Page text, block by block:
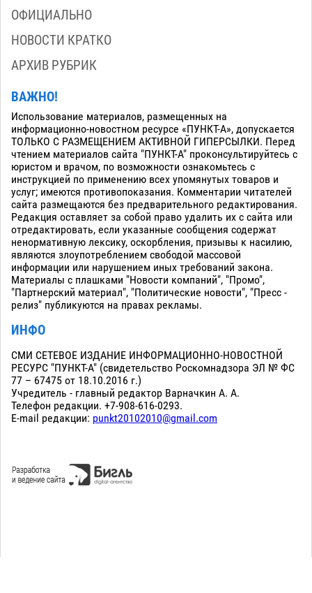
ОФИЦИАЛЬНО
НОВОСТИ КРАТКО
АРХИВ РУБРИК
ВАЖНО!
Использование материалов, размещенных на
информационно-новостном ресурсе «ПУНКТ-А», допускается
ТОЛЬКО С РАЗМЕЩЕНИЕМ АКТИВНОЙ ГИПЕРСЫЛКИ. Перед
чтением материалов сайта "ПУНКТ-А" проконсультируйтесь с
юристом и врачом, по возможности ознакомьтесь с
инструкцией по применению всех упомянутых товаров и
услуг; имеются противопоказания. Комментарии читателей
сайта размещаются без предварительного редактирования.
Редакция оставляет за собой право удалить их с сайта или
отредактировать, если указанные сообщения содержат
ненормативную лексику, оскорбления, призывы к насилию,
являются злоупотреблением свободой массовой
информации или нарушением иных требований закона.
Материалы с плашками "Новости компаний", "Промо",
"Партнерский материал", "Политические новости", "Пресс -
релиз" публикуются на правах рекламы.
ИНФО
СМИ СЕТЕВОЕ ИЗДАНИЕ ИНФОРМАЦИОННО-НОВОСТНОЙ
РЕСУРС "ПУНКТ-А" (свидетельство Роскомнадзора ЭЛ № ФС
77 – 67475 от 18.10.2016 г.)
Учредитель - главный редактор Варначкин А. А.
Телефон редакции. +7-908-616-0293.
E-mail редакции: punkt20102010@gmail.com